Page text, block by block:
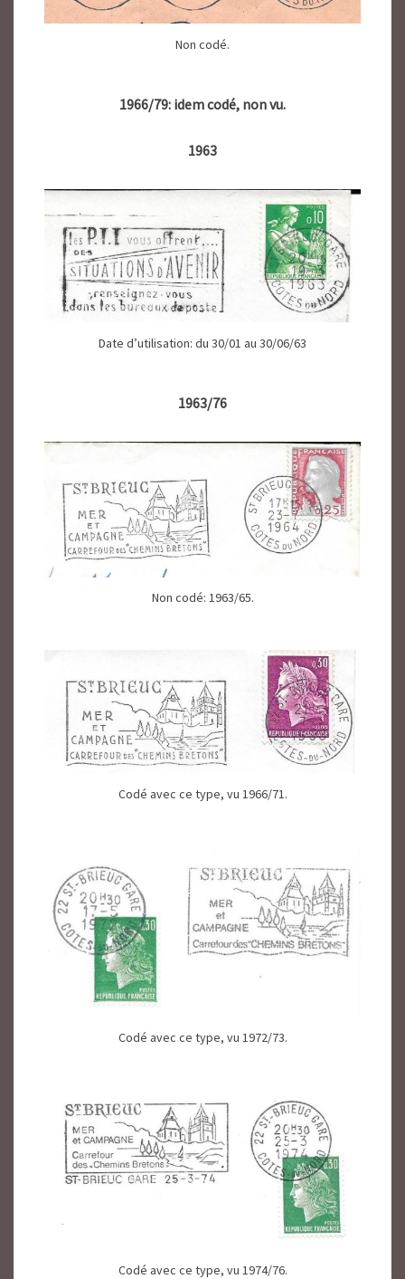
Non codé.
1966/79: idem codé, non vu.
1963
Date d’utilisation: du 30/01 au 30/06/63
1963/76
Non codé: 1963/65.
Codé avec ce type, vu 1966/71.
Codé avec ce type, vu 1972/73.
Codé avec ce type, vu 1974/76.